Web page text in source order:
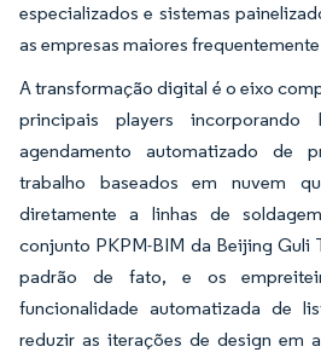
especializados e sistemas
as empresas maiores
A transformação digital é o eixo
principais players
agendamento automatizado de
trabalho baseados em nuvem
diretamente a linhas de
conjunto PKPM-BIM da Beijing Guli
padrão de fato, e os
funcionalidade automatizada de
reduzir as iterações de design em